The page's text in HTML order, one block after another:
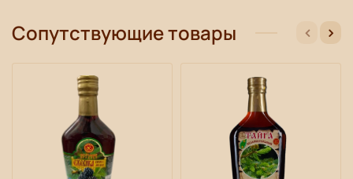
Сопутствующие товары